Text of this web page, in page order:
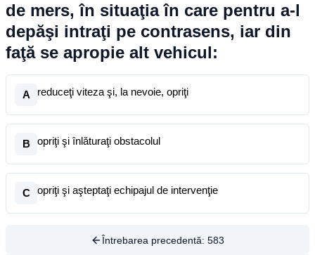
de mers, în situaţia în care pentru a-l
depăşi intraţi pe contrasens, iar din
faţă se apropie alt vehicul:
A reduceţi viteza şi, la nevoie, opriţi
B opriţi şi înlăturaţi obstacolul
C opriţi şi aşteptaţi echipajul de intervenţie
Întrebarea precedentă: 583